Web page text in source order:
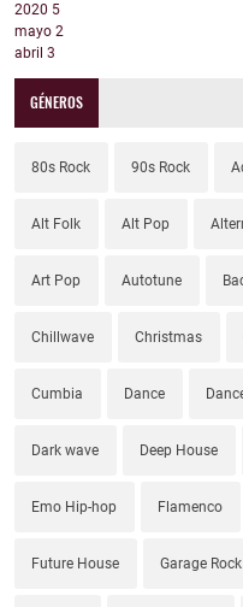
2020 5
mayo 2
abril 3
GÉNEROS
80s Rock 90s Rock
Alt Folk Alt Pop
Art Pop Autotune
Chillwave Christmas
Cumbia Dance
Dark wave Deep House
Emo Hip-hop Flamenco
Future House Garage Rock